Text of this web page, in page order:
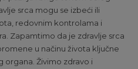
srca mogu se izbeći ili
redovnim kontrolama i
Zapamtimo da je zdravlje srca
u načinu života ključne
Živimo zdravo i